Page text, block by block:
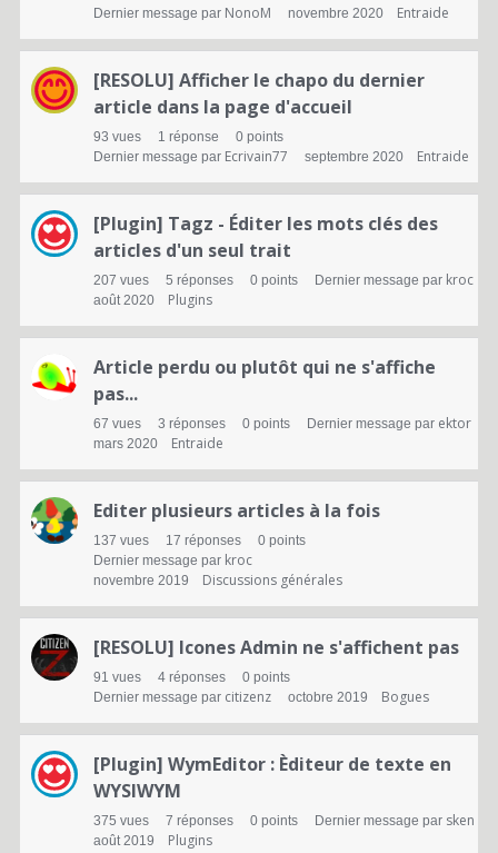
Dernier message par NonoM novembre 2020 Entraide
[RESOLU] Afficher le chapo du dernier
article dans la page d'accueil
93 vues 1 réponse 0 points
Dernier message par Ecrivain77 septembre 2020 Entraide
[Plugin] Tagz - Éditer les mots clés des
articles d'un seul trait
207 vues 5 réponses 0 points Dernier message par kroc
août 2020 Plugins
Article perdu ou plutôt qui ne s'affiche
pas...
67 vues 3 réponses 0 points Dernier message par ektor
mars 2020 Entraide
Editer plusieurs articles à la fois
137 vues 17 réponses 0 points
Dernier message par kroc
novembre 2019 Discussions générales
[RESOLU] Icones Admin ne s'affichent pas
91 vues 4 réponses 0 points
Dernier message par citizenz octobre 2019 Bogues
[Plugin] WymEditor : Èditeur de texte en
WYSIWYM
375 vues 7 réponses 0 points Dernier message par sken
août 2019 Plugins